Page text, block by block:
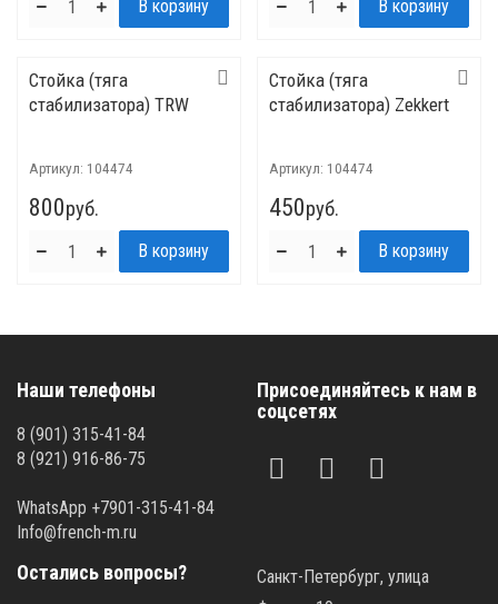
Стойка (тяга
стабилизатора) TRW
Артикул: 104474
800руб.
Стойка (тяга
стабилизатора) Zekkert
Артикул: 104474
450руб.
Наши телефоны
8 (901) 315-41-84
8 (921) 916-86-75
WhatsApp +7901-315-41-84
Info@french-m.ru
Присоединяйтесь к нам в
соцсетях
Остались вопросы?
Санкт-Петербург, улица